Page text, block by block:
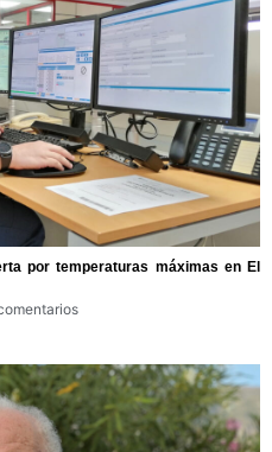
por temperaturas máximas en El